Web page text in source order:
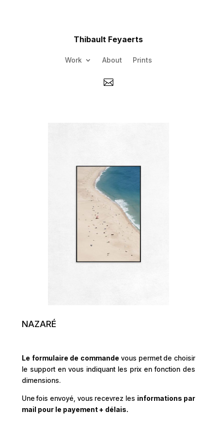
Thibault Feyaerts
Work About Prints

NAZARÉ
Le formulaire de commande vous permet de choisir
le support en vous indiquant les prix en fonction des
dimensions.
Une fois envoyé, vous recevrez les informations par
mail pour le payement + délais.